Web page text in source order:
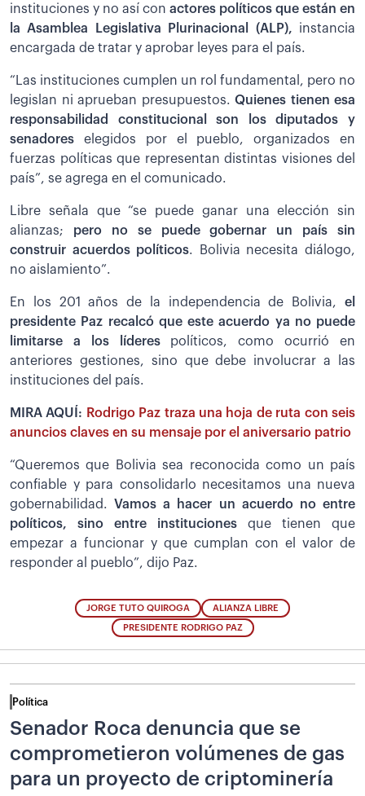
instituciones y no así con actores políticos que están en
la Asamblea Legislativa Plurinacional (ALP), instancia
encargada de tratar y aprobar leyes para el país.
“Las instituciones cumplen un rol fundamental, pero no
legislan ni aprueban presupuestos. Quienes tienen esa
responsabilidad constitucional son los diputados y
senadores elegidos por el pueblo, organizados en
fuerzas políticas que representan distintas visiones del
país”, se agrega en el comunicado.
Libre señala que “se puede ganar una elección sin
alianzas; pero no se puede gobernar un país sin
construir acuerdos políticos. Bolivia necesita diálogo,
no aislamiento”.
En los 201 años de la independencia de Bolivia, el
presidente Paz recalcó que este acuerdo ya no puede
limitarse a los líderespolíticos, como ocurrió en
anteriores gestiones, sino que debe involucrar a las
instituciones del país.
MIRA AQUÍ: Rodrigo Paz traza una hoja de ruta con seis
anuncios claves en su mensaje por el aniversario patrio
“Queremos que Bolivia sea reconocida como un país
confiable y para consolidarlo necesitamos una nueva
gobernabilidad.
Vamos a hacer un acuerdo no entre
políticos, sino entre instituciones que tienen que
empezar a funcionar y que cumplan con el valor de
responder al pueblo”, dijo Paz.
JORGE TUTO QUIROGA ALIANZA LIBRE
PRESIDENTE RODRIGO PAZ
Política
Senador Roca denuncia que se
comprometieron volúmenes de gas
para un proyecto de criptominería